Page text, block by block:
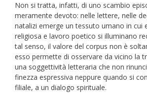
Non si tratta, infatti, di uno scambio
meramente devoto: nelle lettere, nelle
natalizi emerge un tessuto umano in cui
religiosa e lavoro poetico si illuminano
tal senso, il valore del corpus non è
esso permette di osservare da vicino la
una soggettività letteraria che non
finezza espressiva neppure quando si
filiale, a un dialogo spirituale.